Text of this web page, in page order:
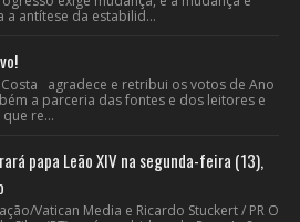
a antítese da estabilid...
Costa agradece e retribui os votos de Ano
a parceria das fontes e dos leitores e
re...
papa Leão XIV na segunda-feira (13),
Vatican Media e Ricardo Stuckert / PR O